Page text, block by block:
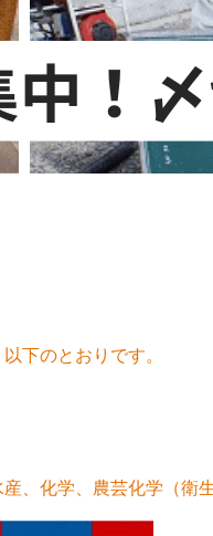
下のとおりです。
、化学、農芸化学（衛